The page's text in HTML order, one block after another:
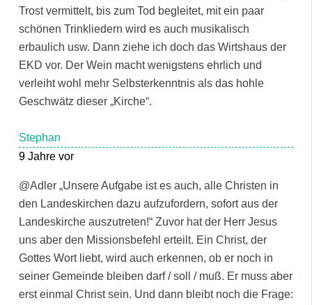
Trost vermittelt, bis zum Tod begleitet, mit ein paar
schönen Trinkliedern wird es auch musikalisch
erbaulich usw. Dann ziehe ich doch das Wirtshaus der
EKD vor. Der Wein macht wenigstens ehrlich und
verleiht wohl mehr Selbsterkenntnis als das hohle
Geschwätz dieser „Kirche“.
Stephan
9 Jahre vor
@Adler „Unsere Aufgabe ist es auch, alle Christen in
den Landeskirchen dazu aufzufordern, sofort aus der
Landeskirche auszutreten!“ Zuvor hat der Herr Jesus
uns aber den Missionsbefehl erteilt. Ein Christ, der
Gottes Wort liebt, wird auch erkennen, ob er noch in
seiner Gemeinde bleiben darf / soll / muß. Er muss aber
erst einmal Christ sein. Und dann bleibt noch die Frage: